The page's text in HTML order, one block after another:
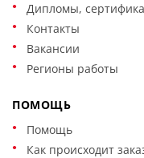
Дипломы,
Контакты
Вакансии
Регионы работы
ПОМОЩЬ
Помощь
Как происходит